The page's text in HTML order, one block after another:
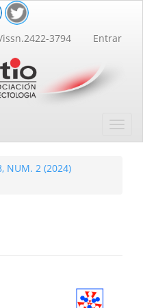
3794 Entrar
NUM. 2 (2024)